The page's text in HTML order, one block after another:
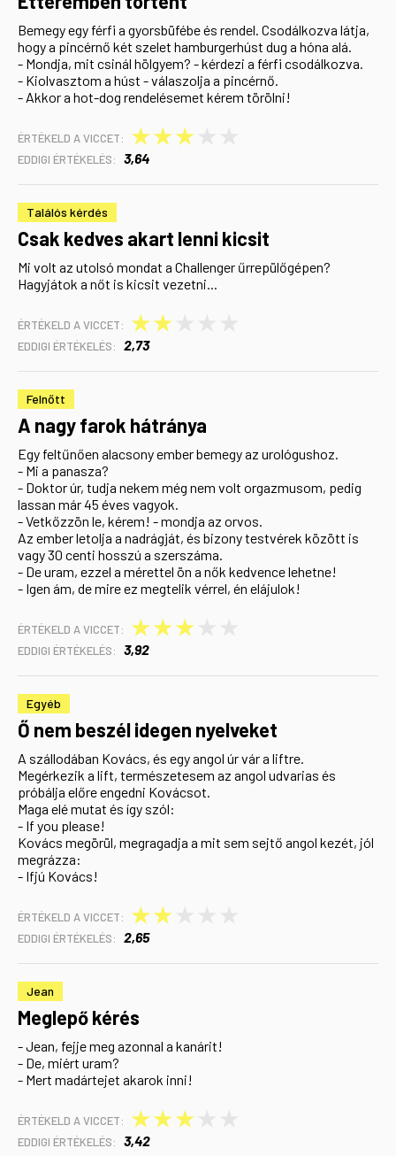
Bemegy egy férfi a gyorsbüfébe és rendel. Csodálkozva látja,
hogy a pincérnő két szelet hamburgerhúst dug a hóna alá.
- Mondja, mit csinál hölgyem? - kérdezi a férfi csodálkozva.
- Kiolvasztom a húst - válaszolja a pincérnő.
- Akkor a hot-dog rendelésemet kérem törölni!
ÉRTÉKELD A VICCET: ★
★
★
EDDIGI ÉRTÉKELÉS: 3,64
Találós kérdés
Csak kedves akart lenni kicsit
Mi volt az utolsó mondat a Challenger űrrepülőgépen?
Hagyjátok a nőt is kicsit vezetni...
ÉRTÉKELD A VICCET: ★
★
EDDIGI ÉRTÉKELÉS: 2,73
Felnőtt
A nagy farok hátránya
Egy feltűnően alacsony ember bemegy az urológushoz.
- Mi a panasza?
- Doktor úr, tudja nekem még nem volt orgazmusom, pedig
lassan már 45 éves vagyok.
- Vetkőzzön le, kérem! - mondja az orvos.
Az ember letolja a nadrágját, és bizony testvérek között is
vagy 30 centi hosszú a szerszáma.
- De uram, ezzel a mérettel ön a nők kedvence lehetne!
- Igen ám, de mire ez megtelik vérrel, én elájulok!
ÉRTÉKELD A VICCET: ★
★
★
EDDIGI ÉRTÉKELÉS: 3,92
Egyéb
Ő nem beszél idegen nyelveket
A szállodában Kovács, és egy angol úr vár a liftre.
Megérkezik a lift, természetesem az angol udvarias és
próbálja előre engedni Kovácsot.
Maga elé mutat és így szól:
- If you please!
Kovács megörül, megragadja a mit sem sejtő angol kezét, jól
megrázza:
- Ifjú Kovács!
ÉRTÉKELD A VICCET: ★
★
EDDIGI ÉRTÉKELÉS: 2,65
Jean
Meglepő kérés
- Jean, fejje meg azonnal a kanárit!
- De, miért uram?
- Mert madártejet akarok inni!
ÉRTÉKELD A VICCET: ★
★
★
EDDIGI ÉRTÉKELÉS: 3,42